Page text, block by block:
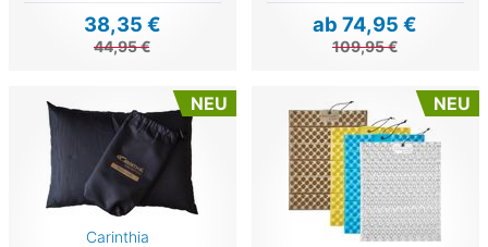
38,35 €
44,95 €
ab 74,95 €
109,95 €
NEU
Carinthia
NEU